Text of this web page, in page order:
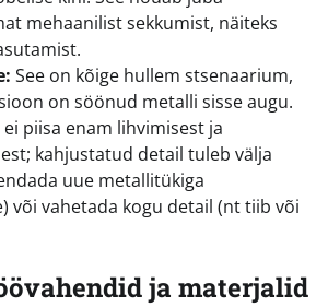
mehaanilist sekkumist, näiteks
See on kõige hullem stsenaarium,
on söönud metalli sisse augu.
piisa enam lihvimisest ja
kahjustatud detail tuleb välja
uue metallitükiga
või vahetada kogu detail (nt tiib või
ja materjalid